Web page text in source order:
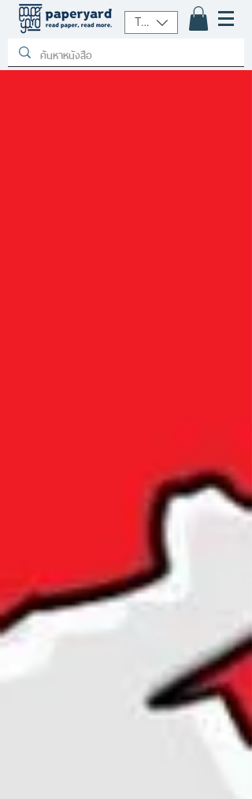
THB (฿)